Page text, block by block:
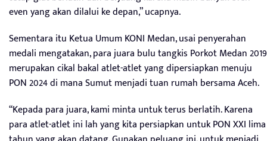
even yang akan dilalui ke depan,” ucapnya.
Sementara itu Ketua Umum KONI Medan, usai penyerahan
medali mengatakan, para juara bulu tangkis Porkot Medan 2019
merupakan cikal bakal atlet-atlet yang dipersiapkan menuju
PON 2024 di mana Sumut menjadi tuan rumah bersama Aceh.
“Kepada para juara, kami minta untuk terus berlatih. Karena
para atlet-atlet ini lah yang kita persiapkan untuk PON XXI lima